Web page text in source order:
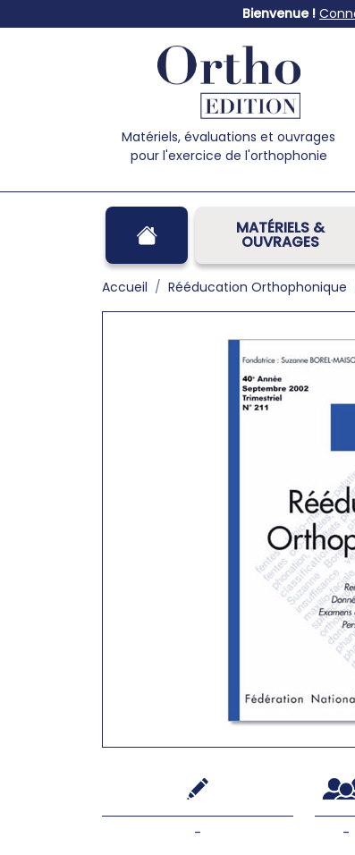
Bienvenue !
Matériels, évaluations et ouvrages
pour l'exercice de l'orthophonie
MATÉRIELS &
OUVRAGES
Accueil Rééducation Orthophonique
-
-